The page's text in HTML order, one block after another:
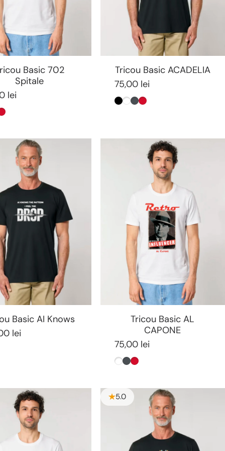
Basic 702
Spitale
lei
Rosu
Tricou Basic ACADELIA
75,00 lei
Negru
AlbAntracit
Rosu
Basic AI Knows
lei
Tricou Basic AL
CAPONE
75,00 lei
AlbAntracit
Rosu
5.0